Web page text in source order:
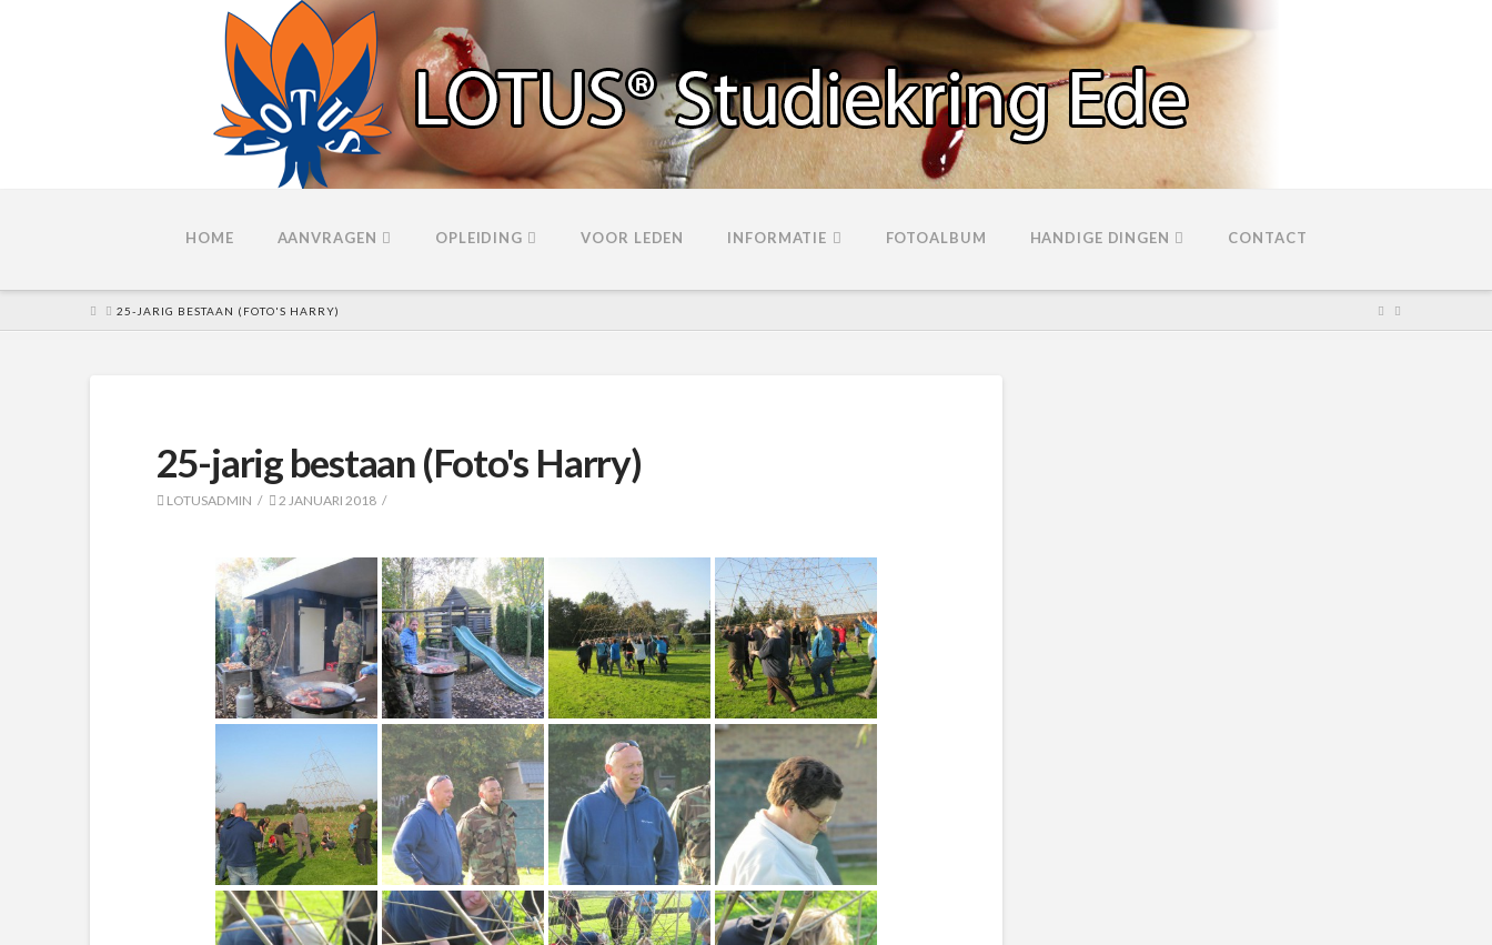
HOME AANVRAGEN OPLEIDING VOOR LEDEN INFORMATIE FOTOALBUM HANDIGE DINGEN CONTACT
HOME
25-JARIG BESTAAN (FOTO'S HARRY)
25-jarig bestaan (Foto's Harry)
LOTUSADMIN 2 JANUARI 2018